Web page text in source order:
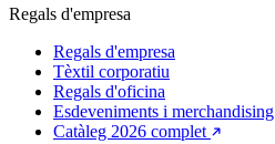
Regals d'empresa
Regals d'empresa
Tèxtil corporatiu
Regals d'oficina
Esdeveniments i merchandising
Catàleg 2026 complet